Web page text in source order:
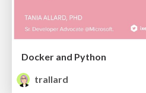
Docker and Python
trallard